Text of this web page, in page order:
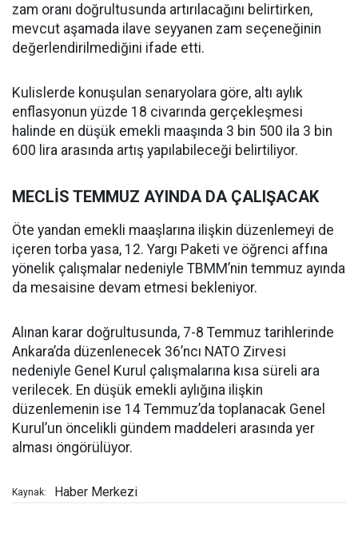
zam oranı doğrultusunda artırılacağını belirtirken,
mevcut aşamada ilave seyyanen zam seçeneğinin
değerlendirilmediğini ifade etti.
Kulislerde konuşulan senaryolara göre, altı aylık
enflasyonun yüzde 18 civarında gerçekleşmesi
halinde en düşük emekli maaşında 3 bin 500 ila 3 bin
600 lira arasında artış yapılabileceği belirtiliyor.
MECLİS TEMMUZ AYINDA DA ÇALIŞACAK
Öte yandan emekli maaşlarına ilişkin düzenlemeyi de
içeren torba yasa, 12. Yargı Paketi ve öğrenci affına
yönelik çalışmalar nedeniyle TBMM’nin temmuz ayında
da mesaisine devam etmesi bekleniyor.
Alınan karar doğrultusunda, 7-8 Temmuz tarihlerinde
Ankara’da düzenlenecek 36’ncı NATO Zirvesi
nedeniyle Genel Kurul çalışmalarına kısa süreli ara
verilecek. En düşük emekli aylığına ilişkin
düzenlemenin ise 14 Temmuz’da toplanacak Genel
Kurul’un öncelikli gündem maddeleri arasında yer
alması öngörülüyor.
Kaynak: Haber Merkezi